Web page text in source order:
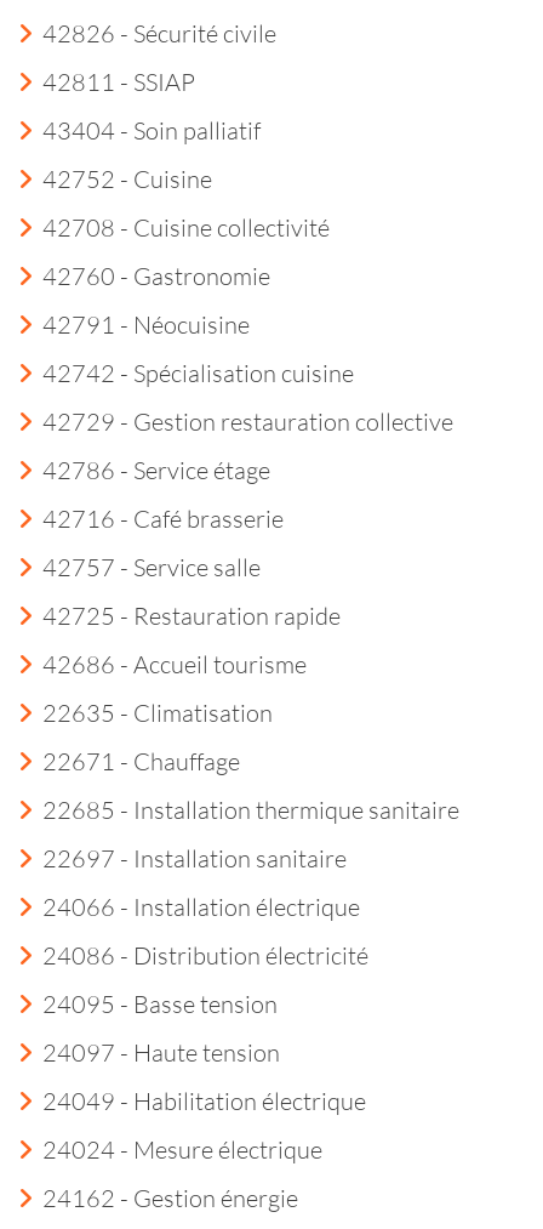
42826 - Sécurité civile
42811 - SSIAP
43404 - Soin palliatif
42752 - Cuisine
42708 - Cuisine collectivité
42760 - Gastronomie
42791 - Néocuisine
42742 - Spécialisation cuisine
42729 - Gestion restauration collective
42786 - Service étage
42716 - Café brasserie
42757 - Service salle
42725 - Restauration rapide
42686 - Accueil tourisme
22635 - Climatisation
22671 - Chauffage
22685 - Installation thermique sanitaire
22697 - Installation sanitaire
24066 - Installation électrique
24086 - Distribution électricité
24095 - Basse tension
24097 - Haute tension
24049 - Habilitation électrique
24024 - Mesure électrique
24162 - Gestion énergie